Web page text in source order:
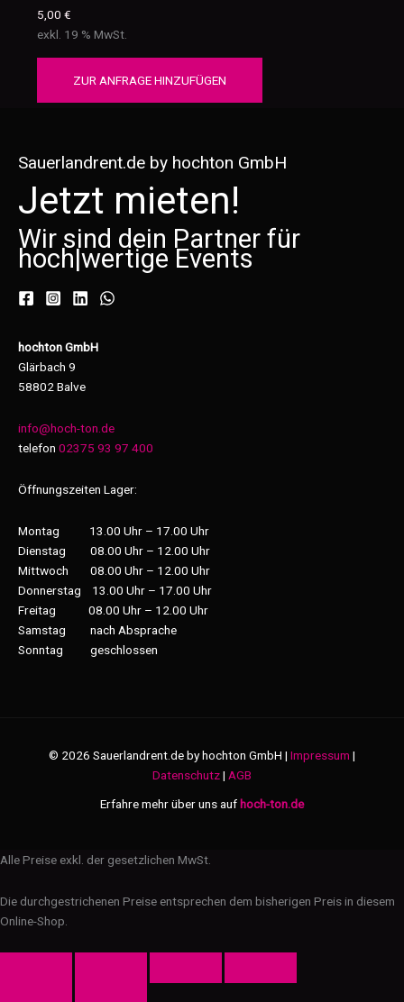
5,00€
exkl. 19 % MwSt.
ZUR ANFRAGE HINZUFÜGEN
Sauerlandrent.de by hochton GmbH
Jetzt mieten!
Wir sind dein Partner für
hoch|wertige Events
hochton GmbH
Glärbach 9
58802 Balve
info@hoch-ton.de
telefon 02375 93 97 400
Öffnungszeiten Lager:
Montag 13.00 Uhr – 17.00 Uhr
Dienstag 08.00 Uhr – 12.00 Uhr
Mittwoch 08.00 Uhr – 12.00 Uhr
Donnerstag 13.00 Uhr – 17.00 Uhr
Freitag 08.00 Uhr – 12.00 Uhr
Samstag nach Absprache
Sonntag geschlossen
© 2026 Sauerlandrent.de by hochton GmbH | Impressum |
Datenschutz| AGB
Erfahre mehr über uns auf hoch-ton.de
Alle Preise exkl. der gesetzlichen MwSt.
Die durchgestrichenen Preise entsprechen dem bisherigen Preis in diesem
Online-Shop.